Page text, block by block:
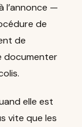
l’annonce —
de
de
documenter
elle est
vite que les